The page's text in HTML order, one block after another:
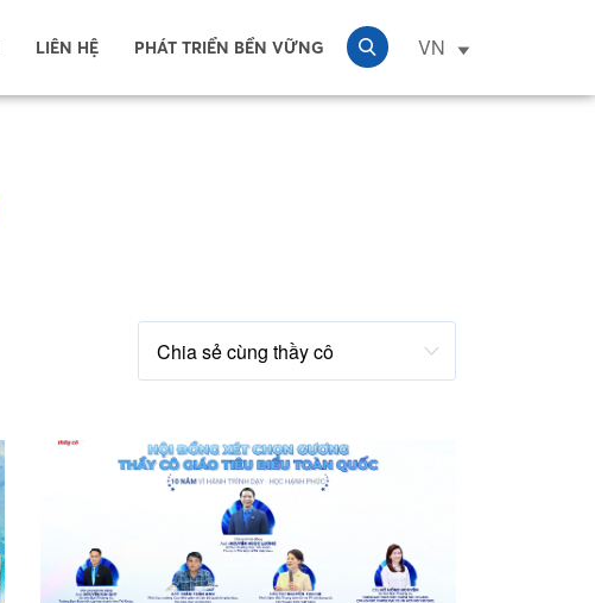
LIÊN HỆ PHÁT TRIỂN BỀN VỮNG VN